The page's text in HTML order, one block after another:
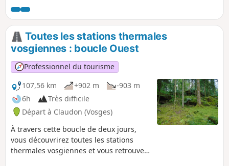
de route.
Toutes les stations thermales
vosgiennes : boucle Ouest
Professionnel du tourisme
107,56 km
+902 m
-903 m
6h
Très difficile
Départ à Claudon (Vosges)
À travers cette boucle de deux jours,
vous découvrirez toutes les stations
thermales vosgiennes et vous retrouvez